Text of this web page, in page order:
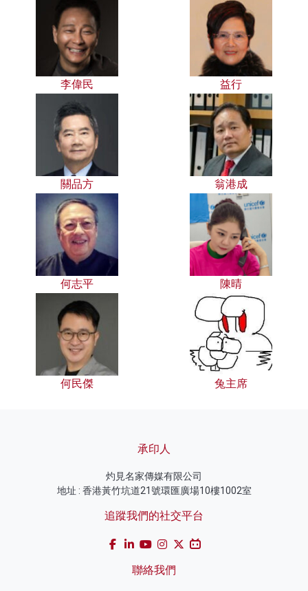
李偉民 益行
關品方 翁港成
何志平 陳晴
何民傑 兔主席
承印人
灼見名家傳媒有限公司
地址 : 香港黃竹坑道21號環匯廣場10樓1002室
追蹤我們的社交平台
聯絡我們